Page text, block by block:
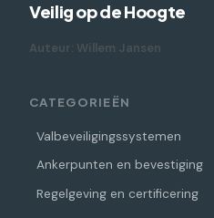
Veilig op de Hoogte
Auteur: Willem Jansen
CATEGORIEËN
Valbeveiligingssystemen
Ankerpunten en bevestiging
Regelgeving en certificering